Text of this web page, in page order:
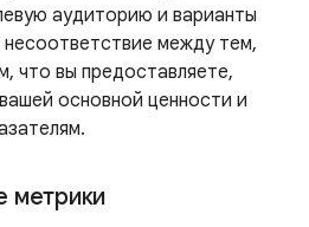
аудиторию и варианты
между тем,
что вы предоставляете,
основной ценности и
метрики